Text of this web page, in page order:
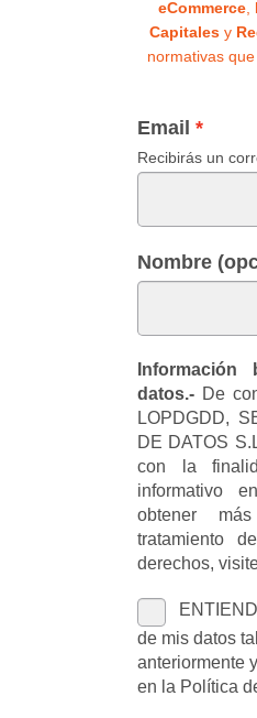
eCommerce,
Capitalesy
normativas
Email
Recibirás un
Nombre
datos.-De
LOPDGDD,
DE DATOS
con la
informativo
obtener
tratamiento
derechos,
de mis datos
anteriormente
en la Política